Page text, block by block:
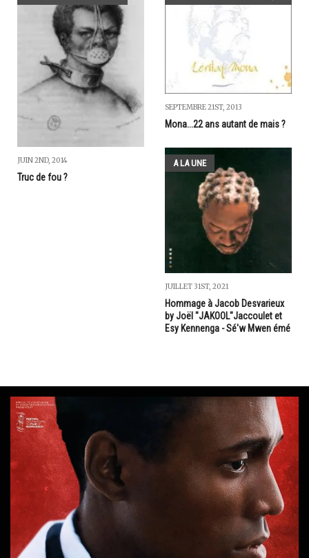
JUIN 2ND, 2014
Truc de fou ?
SEPTEMBRE 21ST, 2013
Mona...22 ans autant de mais ?
A LA UNE
JUILLET 31ST, 2021
Hommage à Jacob Desvarieux
by Joël "JAKOOL"Jaccoulet et
Esy Kennenga - Sé'w Mwen émé